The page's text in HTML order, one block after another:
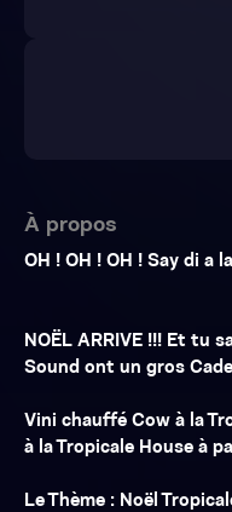
À propos
OH ! OH ! OH ! Say di a
NOËL ARRIVE !!! Et tu
Sound ont un gros
Vini chauffé Cow à la
à la Tropicale House à
Le Thème : Noël